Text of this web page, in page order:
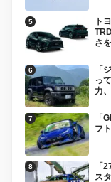
ト
さ
「
っ
力
「
フ
「
ス